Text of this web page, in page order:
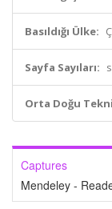
Basıldığı Ülke:
Sayfa Sayıları:
Orta Doğu
Captures
Mendeley -